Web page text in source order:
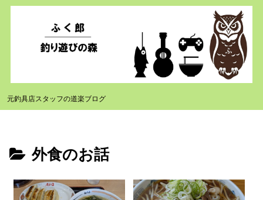
元釣具店スタッフの道楽ブログ
外食のお話